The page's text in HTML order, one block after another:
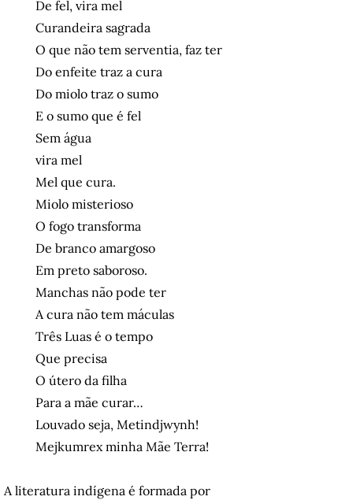
De fel, vira mel
Curandeira sagrada
O que não tem serventia, faz ter
Do enfeite traz a cura
Do miolo traz o sumo
E o sumo que é fel
Sem água
vira mel
Mel que cura.
Miolo misterioso
O fogo transforma
De branco amargoso
Em preto saboroso.
Manchas não pode ter
A cura não tem máculas
Três Luas é o tempo
Que precisa
O útero da filha
Para a mãe curar…
Louvado seja, Metindjwynh!
Mejkumrex minha Mãe Terra!
A literatura indígena é formada por